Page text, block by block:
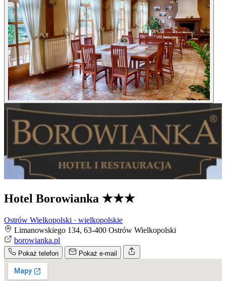
Hotel Borowianka ★★★
Ostrów Wielkopolski · wielkopolskie
Limanowskiego 134, 63-400 Ostrów Wielkopolski
borowianka.pl
Pokaż telefon Pokaż e-mail